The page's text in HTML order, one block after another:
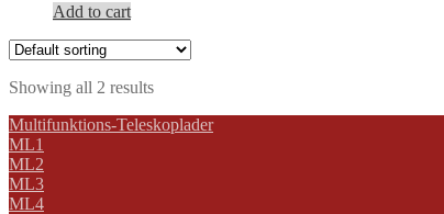
Add to cart
Showing all 2 results
Multifunktions-Teleskoplader
ML1
ML2
ML3
ML4